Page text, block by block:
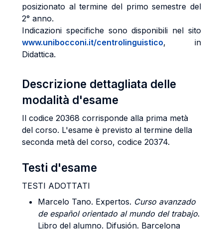
posizionato al termine del primo semestre del
2° anno.
Indicazioni specifiche sono disponibili nel sito
www.unibocconi.it/centrolinguistico, in
Didattica.
Descrizione dettagliata delle
modalità d'esame
Il codice 20368 corrisponde alla prima metà
del corso. L'esame è previsto al termine della
seconda metà del corso, codice 20374.
Testi d'esame
TESTI ADOTTATI
Marcelo Tano. Expertos. Curso avanzado
de español orientado al mundo del trabajo.
Libro del alumno. Difusión. Barcelona